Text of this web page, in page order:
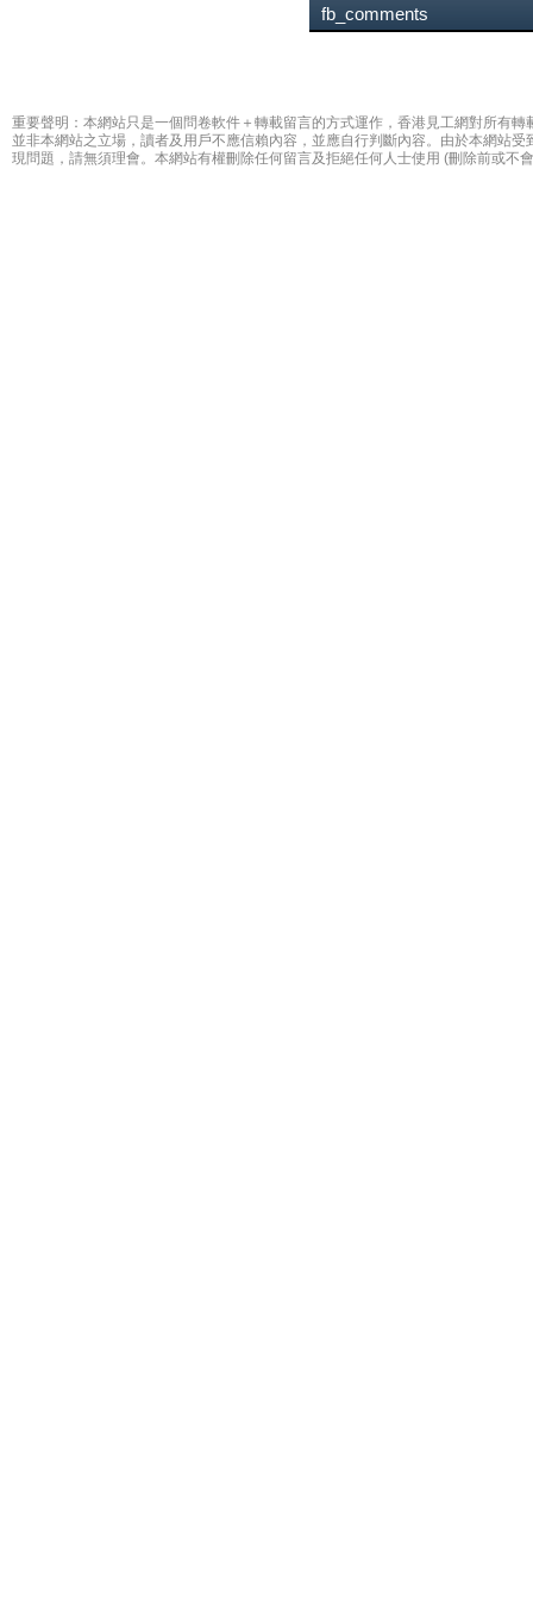
fb_comments
重要聲明：本網站只是一個問卷軟件＋轉載留言的方式運作，香港見工網對所有
並非本網站之立場，讀者及用戶不應信賴內容，並應自行判斷內容。由於本網站
現問題，請無須理會。本網站有權刪除任何留言及拒絕任何人士使用 (刪除前或